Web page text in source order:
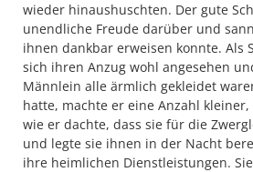
wieder hinaushuschten. Der gute
unendliche Freude darüber und
ihnen dankbar erweisen konnte. Als
sich ihren Anzug wohl angesehen
Männlein alle ärmlich gekleidet
hatte, machte er eine Anzahl
wie er dachte, dass sie für die
und legte sie ihnen in der Nacht
ihre heimlichen Dienstleistungen.